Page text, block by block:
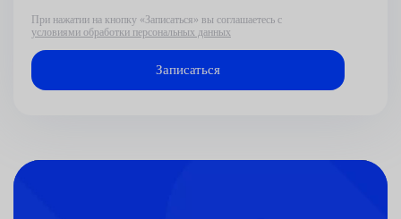
При нажатии на кнопку «Записаться» вы соглашаетесь с
условиями обработки персональных данных